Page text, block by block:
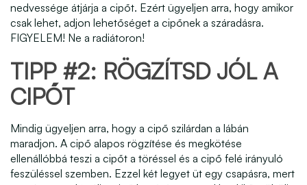
nedvessége átjárja a cipőt. Ezért ügyeljen arra, hogy amikor
csak lehet, adjon lehetőséget a cipőnek a száradásra.
FIGYELEM! Ne a radiátoron!
TIPP #2: RÖGZÍTSD JÓL A
CIPŐT
Mindig ügyeljen arra, hogy a cipő szilárdan a lábán
maradjon. A cipő alapos rögzítése és megkötése
ellenállóbbá teszi a cipőt a töréssel és a cipő felé irányuló
feszüléssel szemben. Ezzel két legyet üt egy csapásra, mert